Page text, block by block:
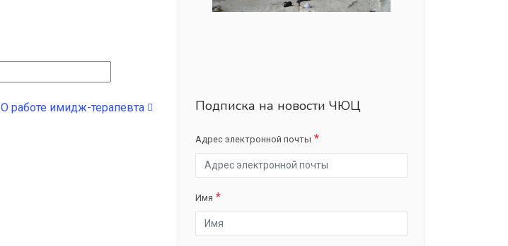
О работе имидж-терапевта Подписка на новости ЧЮЦ
Адрес электронной почты
Имя